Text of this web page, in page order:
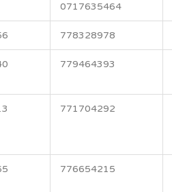
0717635464
778328978
779464393
771704292
776654215